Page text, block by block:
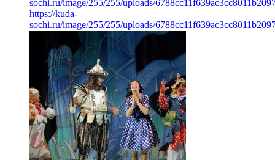
sochi.ru/image/255/255/uploads/
https://kuda-
sochi.ru/image/255/255/uploads/